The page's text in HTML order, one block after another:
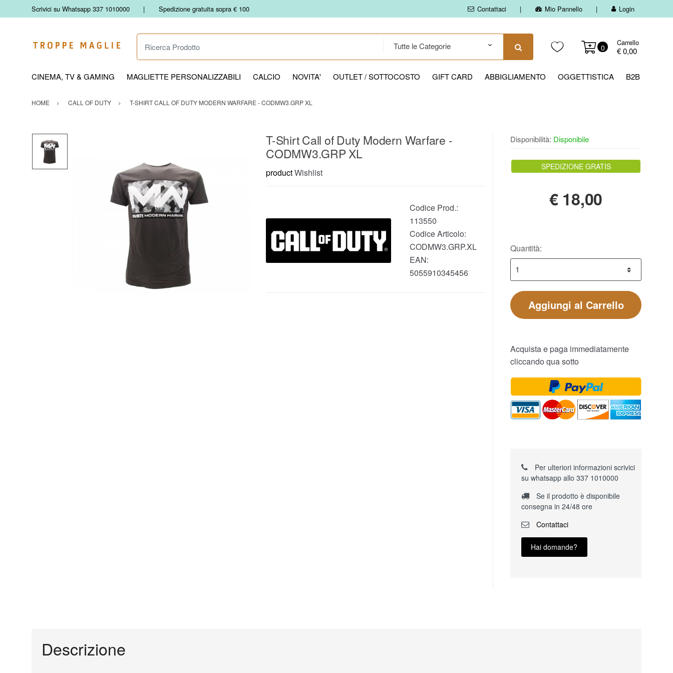
Scrivici su Whatsapp 337 1010000 Spedizione gratuita sopra € 100 Contattaci Mio Pannello Login
Ricerca Prodotto
0
Carrello
€ 0,00
CINEMA, TV & GAMING MAGLIETTE PERSONALIZZABILI CALCIO NOVITA' OUTLET / SOTTOCOSTO GIFT CARD ABBIGLIAMENTO OGGETTISTICA B2B
HOME CALL OF DUTY T-SHIRT CALL OF DUTY MODERN WARFARE - CODMW3.GRP XL
T-Shirt Call of Duty Modern Warfare -
CODMW3.GRP XL
productWishlist
Codice Prod.:
113550
Codice Articolo:
CODMW3.GRP.XL
EAN:
5055910345456
Disponibilità: Disponibile
SPEDIZIONE GRATIS
€ 18,00
Quantità:
Aggiungi al Carrello
Acquista e paga immediatamente
cliccando qua sotto
Per ulteriori informazioni scrivici
su whatsapp allo 337 1010000
Se il prodotto è disponibile
consegna in 24/48 ore
Contattaci
Hai domande?
Descrizione